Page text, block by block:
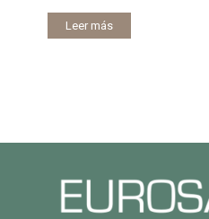
Leer más